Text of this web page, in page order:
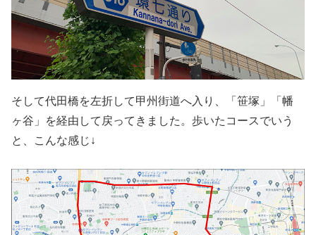
そして代田橋を左折して甲州街道へ入り、「笹塚」「幡
ヶ谷」を経由して戻ってきました。歩いたコースでいう
と、こんな感じ↓